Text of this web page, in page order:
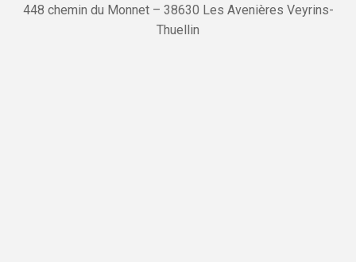
448 chemin du Monnet – 38630 Les Avenières Veyrins-
Thuellin